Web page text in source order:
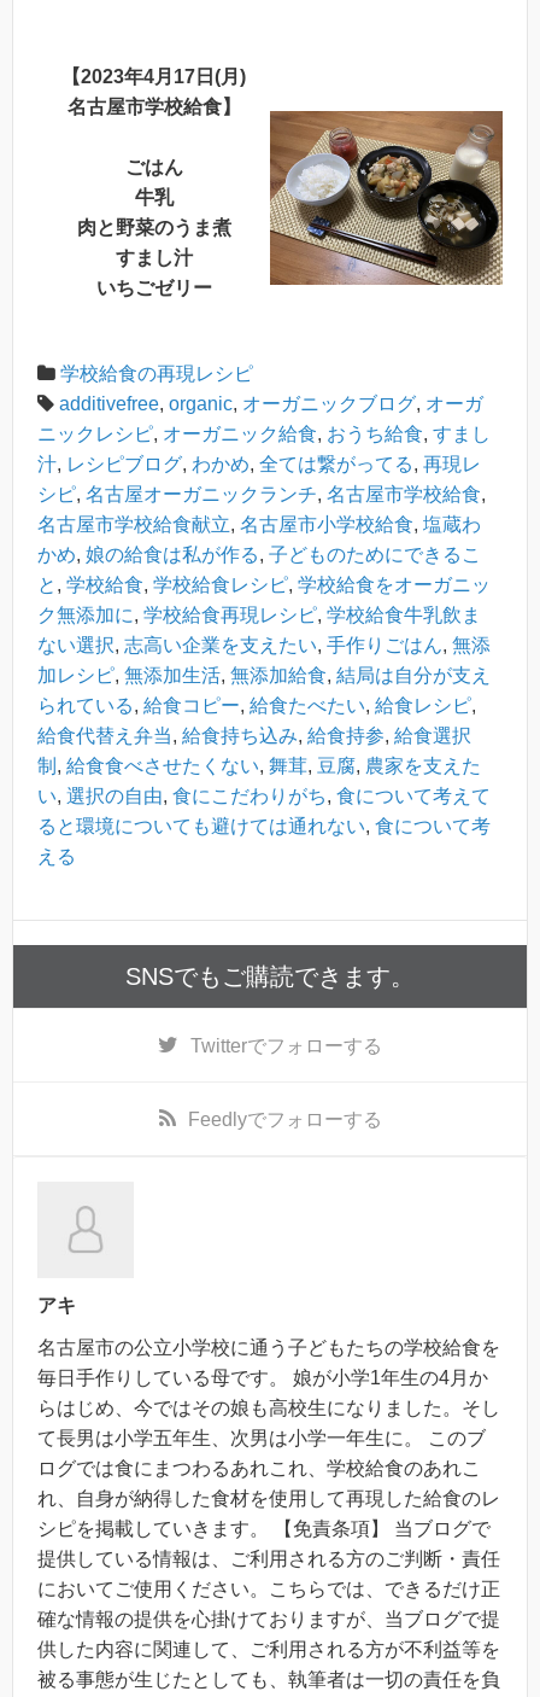
【2023年4月17日(月)
名古屋市学校給食】
ごはん
牛乳
肉と野菜のうま煮
すまし汁
いちごゼリー
学校給食の再現レシピ
additivefree, organic, オーガニックブログ, オーガ
ニックレシピ, オーガニック給食, おうち給食, すまし
汁, レシピブログ, わかめ, 全ては繋がってる, 再現レ
シピ, 名古屋オーガニックランチ, 名古屋市学校給食,
名古屋市学校給食献立, 名古屋市小学校給食, 塩蔵わ
かめ, 娘の給食は私が作る, 子どものためにできるこ
と , 学校給食, 学校給食レシピ, 学校給食をオーガニッ
ク無添加に, 学校給食再現レシピ, 学校給食牛乳飲ま
ない選択, 志高い企業を支えたい, 手作りごはん, 無添
加レシピ, 無添加生活, 無添加給食, 結局は自分が支え
られている, 給食コピー, 給食たべたい, 給食レシピ,
給食代替え弁当, 給食持ち込み, 給食持参, 給食選択
制 , 給食食べさせたくない, 舞茸, 豆腐, 農家を支えた
い, 選択の自由, 食にこだわりがち, 食について考えて
ると環境についても避けては通れない, 食について考
える
SNSでもご購読できます。
Twitterでフォローする
Feedlyでフォローする
アキ
名古屋市の公立小学校に通う子どもたちの学校給食を
毎日手作りしている母です。 娘が小学1年生の4月か
らはじめ、今ではその娘も高校生になりました。そし
て長男は小学五年生、次男は小学一年生に。 このブ
ログでは食にまつわるあれこれ、学校給食のあれこ
れ、自身が納得した食材を使用して再現した給食のレ
シピを掲載していきます。 【免責条項】 当ブログで
提供している情報は、ご利用される方のご判断・責任
においてご使用ください。こちらでは、できるだけ正
確な情報の提供を心掛けておりますが、当ブログで提
供した内容に関連して、ご利用される方が不利益等を
被る事態が生じたとしても、執筆者は一切の責任を負